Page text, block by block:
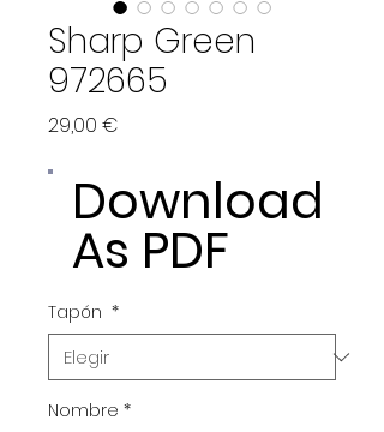
Sharp Green
972665
29,00 €
Download
As PDF
Tapón *
Nombre *